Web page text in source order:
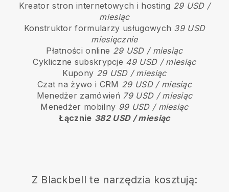
Kreator stron internetowych i hosting 29 USD /
miesiąc
Konstruktor formularzy usługowych 39 USD
miesięcznie
Płatności online 29 USD / miesiąc
Cykliczne subskrypcje 49 USD / miesiąc
Kupony 29 USD / miesiąc
Czat na żywo i CRM 29 USD / miesiąc
Menedżer zamówień 79 USD / miesiąc
Menedżer mobilny 99 USD / miesiąc
Łącznie 382 USD / miesiąc
Z Blackbell te narzędzia kosztują: